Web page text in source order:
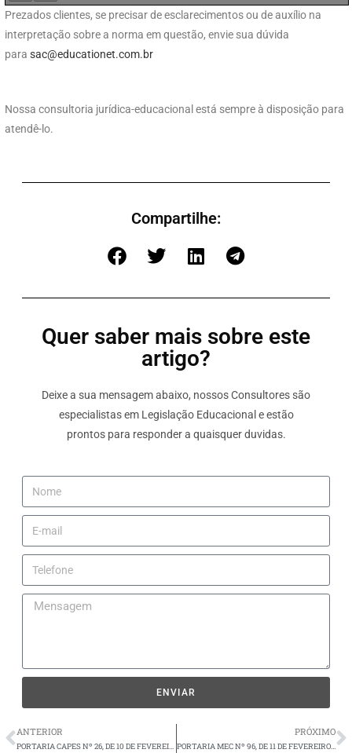
Prezados clientes, se precisar de esclarecimentos ou de auxílio na
interpretação sobre a norma em questão, envie sua dúvida
para sac@educationet.com.br
Nossa consultoria jurídica-educacional está sempre à disposição para
atendê-lo.
Compartilhe:
Quer saber mais sobre este
artigo?
Deixe a sua mensagem abaixo, nossos Consultores são
especialistas em Legislação Educacional e estão
prontos para responder a quaisquer duvidas.
ENVIAR
ANTERIOR
PORTARIA CAPES Nº 26, DE 10 DE FEVEREIRO DE 2025
PRÓXIMO
PORTARIA MEC Nº 96, DE 11 DE FEVEREIRO DE 2025